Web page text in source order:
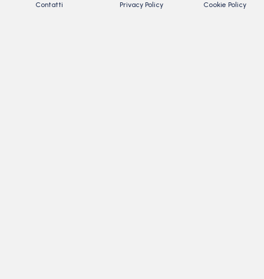
Contatti Privacy Policy Cookie Policy